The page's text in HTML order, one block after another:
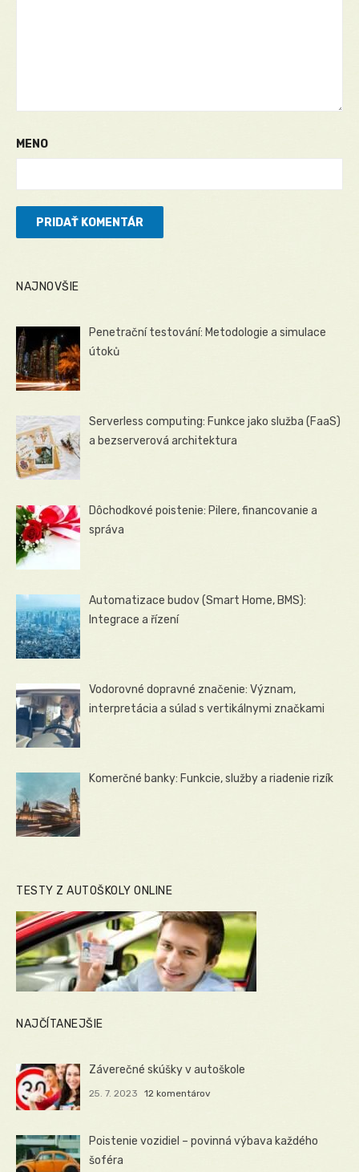
MENO
NAJNOVŠIE
Penetrační testování: Metodologie a simulace
útoků
Serverless computing: Funkce jako služba (FaaS)
a bezserverová architektura
Dôchodkové poistenie: Pilere, financovanie a
správa
Automatizace budov (Smart Home, BMS):
Integrace a řízení
Vodorovné dopravné značenie: Význam,
interpretácia a súlad s vertikálnymi značkami
Komerčné banky: Funkcie, služby a riadenie rizík
TESTY Z AUTOŠKOLY ONLINE
NAJČÍTANEJŠIE
Záverečné skúšky v autoškole
25. 7. 2023 12 komentárov
Poistenie vozidiel – povinná výbava každého
šoféra